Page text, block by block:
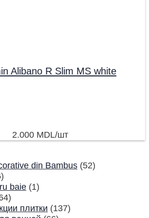
Alibano R Slim MS white
2.000 MDL/шт
din Bambus (52)
baie (1)
плитки (137)